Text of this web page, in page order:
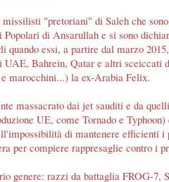
"pretoriani" di Saleh che
di Ansarullah e si sono
essi, a partire dal marzo
UAE, Bahrein, Qatar e altri sceiccati
marocchini...) la ex-Arabia Felix.
massacrato dai jet sauditi e da
UE, come Tornado e
di mantenere efficienti
per compiere rappresaglie contro i
genere: razzi da battaglia FROG-7,